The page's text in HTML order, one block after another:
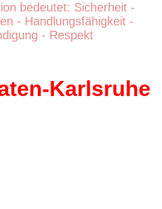
bedeutet: Sicherheit -
- Handlungsfähigkeit -
- Respekt
Karlsruhe